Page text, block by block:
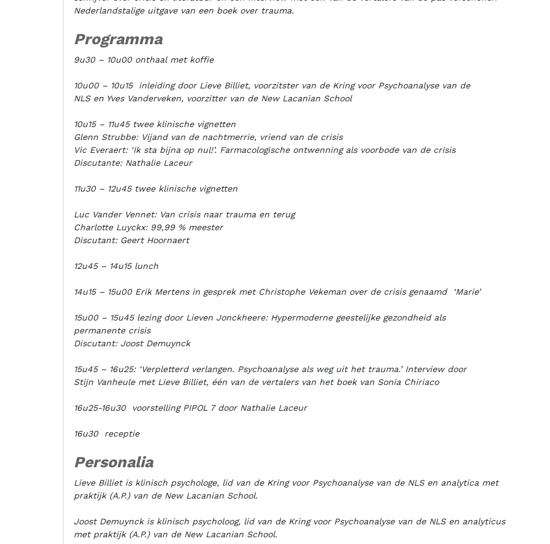
Nederlandstalige uitgave van een boek over trauma.
Programma
9u30 – 10u00 onthaal met koffie
10u00 – 10u15 inleiding door Lieve Billiet, voorzitster van de Kring voor Psychoanalyse van de
NLS en Yves Vanderveken, voorzitter van de New Lacanian School
10u15 – 11u45 twee klinische vignetten
Glenn Strubbe: Vijand van de nachtmerrie, vriend van de crisis
Vic Everaert: ‘Ik sta bijna op nul!’. Farmacologische ontwenning als voorbode van de crisis
Discutante: Nathalie Laceur
11u30 – 12u45 twee klinische vignetten
Luc Vander Vennet: Van crisis naar trauma en terug
Charlotte Luyckx: 99,99 % meester
Discutant: Geert Hoornaert
12u45 – 14u15 lunch
14u15 – 15u00 Erik Mertens in gesprek met Christophe Vekeman over de crisis genaamd ‘Marie’
15u00 – 15u45 lezing door Lieven Jonckheere: Hypermoderne geestelijke gezondheid als
permanente crisis
Discutant: Joost Demuynck
15u45 – 16u25: ‘Verpletterd verlangen. Psychoanalyse als weg uit het trauma.’ Interview door
Stijn Vanheule met Lieve Billiet, één van de vertalers van het boek van Sonia Chiriaco
16u25-16u30 voorstelling PIPOL 7 door Nathalie Laceur
16u30 receptie
Personalia
Lieve Billiet is klinisch psychologe, lid van de Kring voor Psychoanalyse van de NLS en analytica met
praktijk (A.P.) van de New Lacanian School.
Joost Demuynck is klinisch psycholoog, lid van de Kring voor Psychoanalyse van de NLS en analyticus
met praktijk (A.P.) van de New Lacanian School.